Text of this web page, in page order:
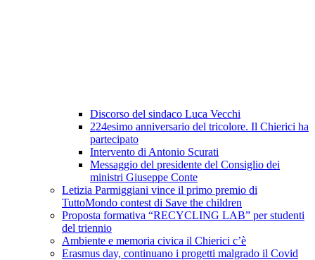
Discorso del sindaco Luca Vecchi
224esimo anniversario del tricolore. Il Chierici ha
partecipato
Intervento di Antonio Scurati
Messaggio del presidente del Consiglio dei
ministri Giuseppe Conte
Letizia Parmiggiani vince il primo premio di
TuttoMondo contest di Save the children
Proposta formativa “RECYCLING LAB” per studenti
del triennio
Ambiente e memoria civica il Chierici c’è
Erasmus day, continuano i progetti malgrado il Covid